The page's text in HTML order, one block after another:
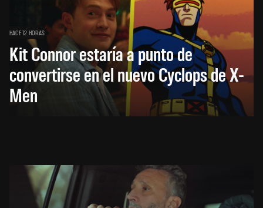
HACE 12 HORAS
Kit Connor estaría a punto de
convertirse en el nuevo Cyclops de X-
Men